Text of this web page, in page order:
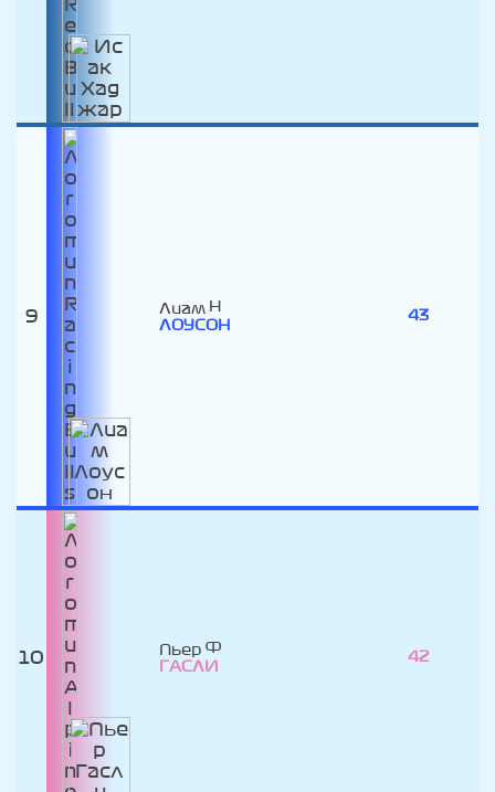
9
Лиам
ЛОУСОН
43
10
Пьер
ГАСЛИ
42